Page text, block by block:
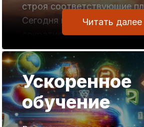
строя соответствующие
Сегодня горизонт
сократился до утра
Подчас вечером что-то
себя, но буквально утром
что ничего предпринять
Оказывается, без всякого
предупреждения введены
сегодня нельзя сделать
Читать далее
Ускоренное
обучение